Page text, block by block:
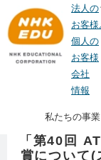
法人の
お客様
個人の
お客様
会社
情報
私たちの事業
> 「第
で昆虫ズカーン！ 植木健
「第40回
賞について(